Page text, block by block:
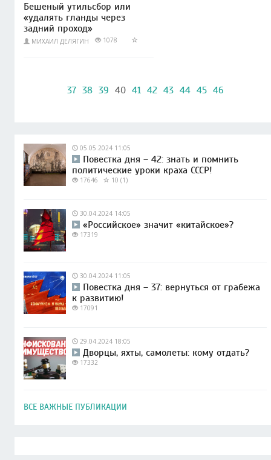
Бешеный утильсбор или
«удалять гланды через
задний проход»
МИХАИЛ ДЕЛЯГИН 1078
37 38 39 40 41 42 43 44 45 46
05.05.2024 11:05
Повестка дня – 42: знать и помнить
политические уроки краха СССР!
17646 10 (1)
30.04.2024 14:05
«Российское» значит «китайское»?
17319
30.04.2024 11:05
Повестка дня – 37: вернуться от грабежа
к развитию!
17091
29.04.2024 18:05
Дворцы, яхты, самолеты: кому отдать?
17332
ВСЕ ВАЖНЫЕ ПУБЛИКАЦИИ